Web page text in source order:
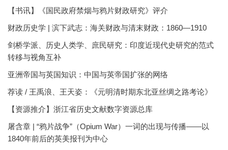
【书讯】《国民政府禁烟与鸦片财政研究》评介
财政历史学 | 滨下武志：海关财政与清末财政：1860—1910
剑桥学派、历史人类学、庶民研究：印度近现代史研究的范式
转移与视角互补
亚洲帝国与英国知识：中国与英帝国扩张的网络
荐读 / 王禹浪、王天姿：《元明清时期东北亚丝绸之路考论》
【资源推介】浙江省历史文献数字资源总库
屠含章 | “鸦片战争”（Opium War）一词的出现与传播——以
1840年前后的英美报刊为中心